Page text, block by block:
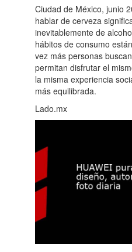
Ciudad de México, junio
hablar de cerveza
inevitablemente de
hábitos de consumo
vez más personas
permitan disfrutar el
la misma experiencia
más equilibrada.
Lado.mx